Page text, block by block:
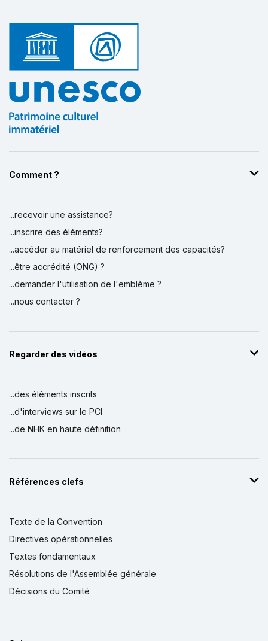
Comment ?
...recevoir une assistance?
...inscrire des éléments?
...accéder au matériel de renforcement des capacités?
...être accrédité (ONG) ?
...demander l'utilisation de l'emblème ?
...nous contacter ?
Regarder des vidéos
...des éléments inscrits
...d'interviews sur le PCI
...de NHK en haute définition
Références clefs
Texte de la Convention
Directives opérationnelles
Textes fondamentaux
Résolutions de l'Assemblée générale
Décisions du Comité